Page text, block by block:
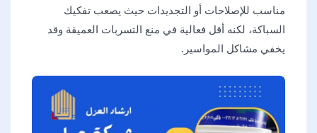
مناسب للإصلاحات أو التجديدات حيث يصعب تفكيك
السباكة، لكنه أقل فعالية في منع التسربات العميقة وقد
يخفي مشاكل المواسير.